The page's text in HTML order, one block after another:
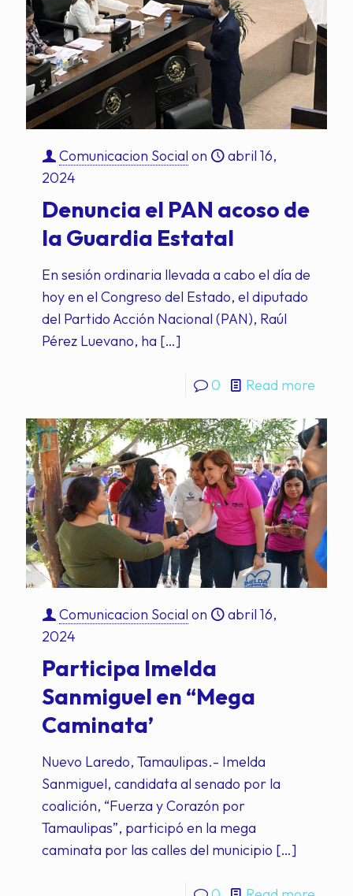
Comunicacion Social on
abril 16,
2024
Denuncia el PAN acoso de
la Guardia Estatal
En sesión ordinaria llevada a cabo el día de
hoy en el Congreso del Estado, el diputado
del Partido Acción Nacional (PAN), Raúl
Pérez Luevano, ha […]
0 Read more
Comunicacion Social on
abril 16,
2024
Participa Imelda
Sanmiguel en “Mega
Caminata’
Nuevo Laredo, Tamaulipas.- Imelda
Sanmiguel, candidata al senado por la
coalición, “Fuerza y Corazón por
Tamaulipas”, participó en la mega
caminata por las calles del municipio […]